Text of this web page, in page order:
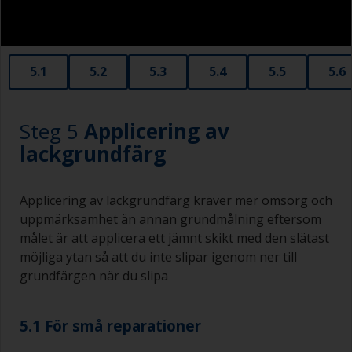
områden av spackel.
Vid slipning av spackel är risken stor att man
ett nersjunket område som kommer synas
igenom till ytan. Se till att undvika detta.
5.1 5.2 5.3 5.4 5.5 5.6
Steg 5 Applicering av
lackgrundfärg
Applicering av lackgrundfärg kräver mer omsorg och
uppmärksamhet än annan grundmålning eftersom
målet är att applicera ett jämnt skikt med den slätast
möjliga ytan så att du inte slipar igenom ner till
grundfärgen när du slipa
5.1 För små reparationer